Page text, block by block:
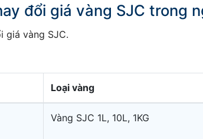
đổi giá vàng SJC trong
giá vàng SJC.
Loại vàng
Vàng SJC 1L, 10L, 1KG